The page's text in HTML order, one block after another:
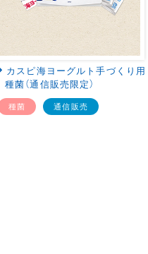
カスピ海ヨーグルト手づくり用
種菌（通信販売限定）
種菌 通信販売